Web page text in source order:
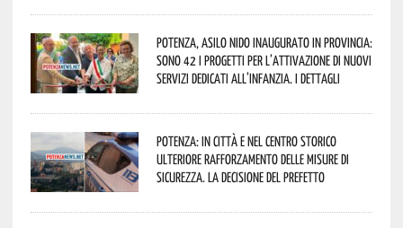
Potenza, asilo nido inaugurato in provincia:
sono 42 i progetti per l’attivazione di nuovi
servizi dedicati all’infanzia. I dettagli
Potenza: in città e nel centro storico
ulteriore rafforzamento delle misure di
sicurezza. La decisione del Prefetto